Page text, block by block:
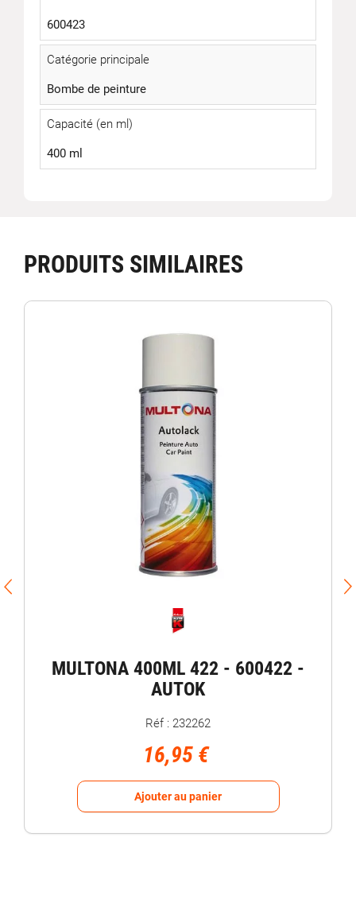
600423
Catégorie principale
Bombe de peinture
Capacité (en ml)
400 ml
PRODUITS SIMILAIRES
MULTONA 400ML 422 - 600422 -
AUTOK
Réf : 232262
16,95 €
Ajouter au panier